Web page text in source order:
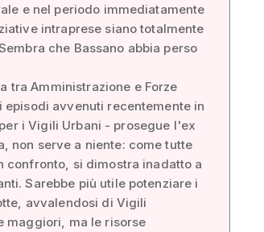
e nel periodo immediatamente
intraprese siano totalmente
che Bassano abbia perso
tra Amministrazione e Forze
avvenuti recentemente in
i Vigili Urbani - prosegue l'ex
non serve a niente: come tutte
confronto, si dimostra inadatto a
Sarebbe più utile potenziare i
avvalendosi di Vigili
maggiori, ma le risorse